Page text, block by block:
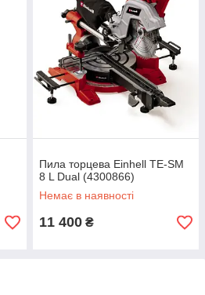
Пила торцева Einhell TE-SM
8 L Dual (4300866)
Немає в наявності
11 400 ₴